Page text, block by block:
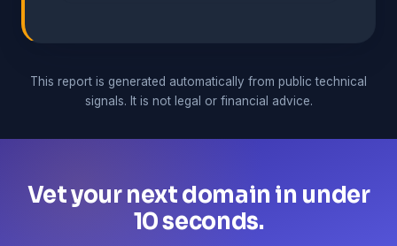
This report is generated automatically from public technical
signals. It is not legal or financial advice.
Vet your next domain in under
10 seconds.